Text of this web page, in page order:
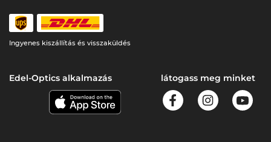
Ingyenes kiszállítás és visszaküldés
Edel-Optics alkalmazás látogass meg minket